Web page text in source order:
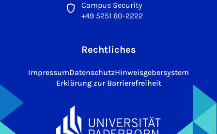
Campus Security
+49 5251 60-2222
Rechtliches
ImpressumDatenschutzHinweisgebersystem
Erklärung zur Barrierefreiheit